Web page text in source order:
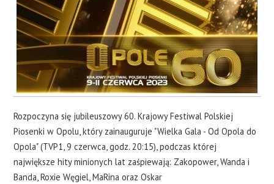
Rozpoczyna się jubileuszowy 60. Krajowy Festiwal Polskiej
Piosenki w Opolu, który zainauguruje "Wielka Gala - Od Opola do
Opola" (TVP1, 9 czerwca, godz. 20:15), podczas której
największe hity minionych lat zaśpiewają: Zakopower, Wanda i
Banda, Roxie Węgiel, MaRina oraz Oskar